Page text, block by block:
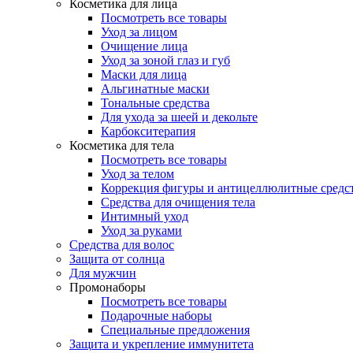
Косметика для лица
Посмотреть все товары
Уход за лицом
Очищение лица
Уход за зоной глаз и губ
Маски для лица
Альгинатные маски
Тональные средства
Для ухода за шеей и декольте
Карбокситерапия
Косметика для тела
Посмотреть все товары
Уход за телом
Коррекция фигуры и антицеллюлитные
Средства для очищения тела
Интимный уход
Уход за руками
Средства для волос
Защита от солнца
Для мужчин
Промонаборы
Посмотреть все товары
Подарочные наборы
Специальные предложения
Защита и укрепление иммунитета